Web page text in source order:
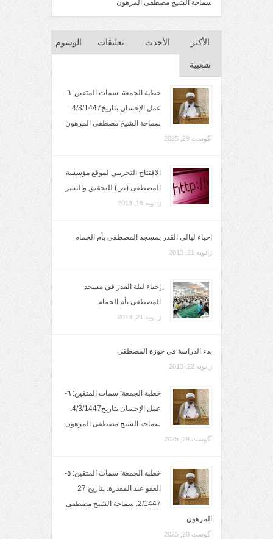
سماحة الشيخ مصطفى المرهون
الأكثر
شعبية
الأحدث تعليقات الوسوم
خطبة الجمعة: سمات المتقين: ٦-
عمل الإحسان بتاريخ4/3/1447.
سماحة الشيخ مصطفى المرهون
آگوست 29, 2025
الافتتاح التجريبي لموقع مؤسسة
المصطفى (ص) للتحقيق والنشر
ژانویه 16, 2013
إحياء ليالي القدر بمسجد المصطفى بأم الحمام
ژانویه 21, 2013
ِإحياء ليلة القدر في مسجد
المصطفى بأم الحمام
ژانویه 21, 2013
بدء الدراسة في حوزة المصطفى
ژانویه 22, 2013
خطبة الجمعة: سمات المتقين: ٦-
عمل الإحسان بتاريخ4/3/1447.
سماحة الشيخ مصطفى المرهون
آگوست 29, 2025
خطبة الجمعة: سمات المتقين: ٥-
العفو عند المقدرة. بتاريخ 27
2/1447. سماحة الشيخ مصطفى
المرهون
آگوست 28, 2025